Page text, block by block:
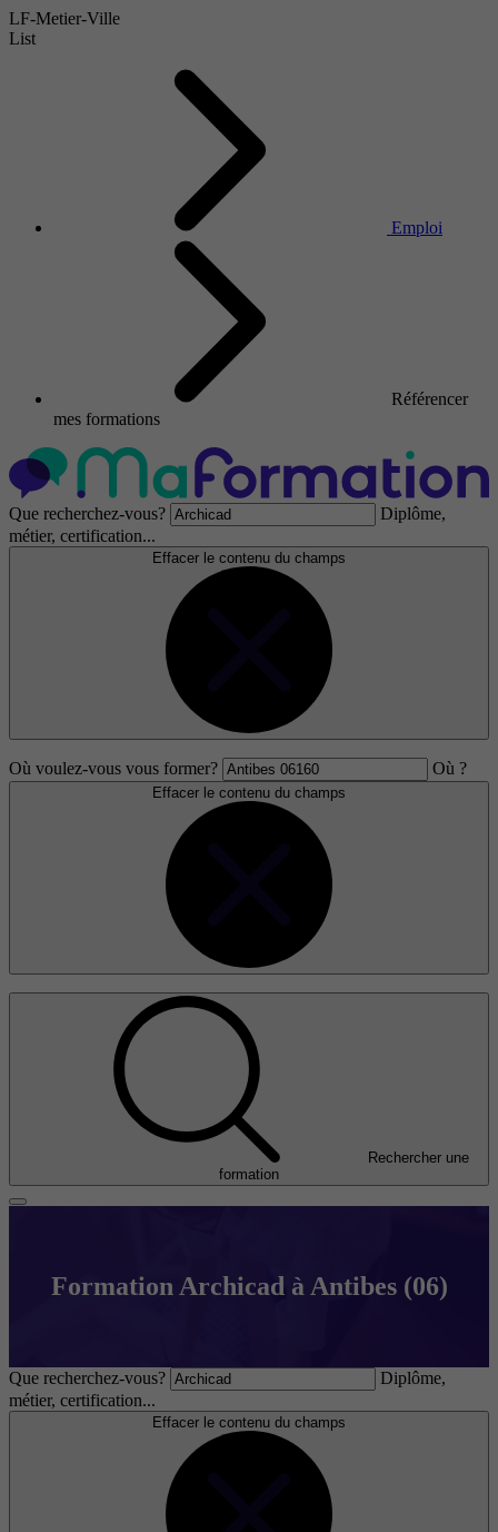
LF-Metier-Ville
List
Emploi
Référencer
mes formations
Que recherchez-vous?
Diplôme,
métier, certification...
Effacer le contenu du champs
Où voulez-vous vous former? Où ?
Effacer le contenu du champs
Rechercher une
formation
Formation Archicad à Antibes (06)
Que recherchez-vous?
Diplôme,
métier, certification...
Effacer le contenu du champs